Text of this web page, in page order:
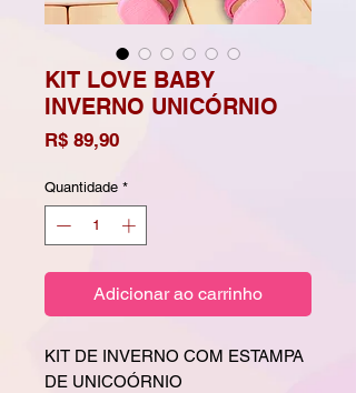
KIT LOVE BABY
INVERNO UNICÓRNIO
R$ 89,90Preço
Quantidade *
Adicionar ao carrinho
KIT DE INVERNO COM ESTAMPA
DE UNICOÓRNIO